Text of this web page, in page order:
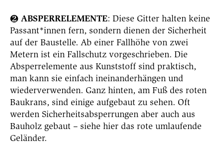
❷ ABSPERRELEMENTE: Diese Gitter halten keine
Passant*innen fern, sondern dienen der Sicherheit
auf der Baustelle. Ab einer Fallhöhe von zwei
Metern ist ein Fallschutz vorgeschrieben. Die
Absperrelemente aus Kunststoff sind praktisch,
man kann sie einfach ineinanderhängen und
wiederverwenden. Ganz hinten, am Fuß des roten
Baukrans, sind einige aufgebaut zu sehen. Oft
werden Sicherheitsabsperrungen aber auch aus
Bauholz gebaut – siehe hier das rote umlaufende
Geländer.